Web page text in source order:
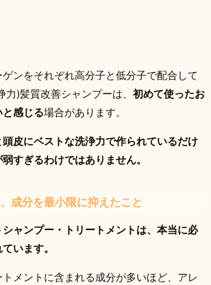
ンをそれぞれ高分子と低分子で配合して
)髪質改善シャンプーは、 初めて使ったお
感じる場合があります。
頭皮にベストな洗浄力で作られているだけ
すぎるわけではありません。
成分を最小限に抑えたこと
ャンプー・トリートメントは、本当に必
います。
メントに含まれる成分が多いほど、アレ